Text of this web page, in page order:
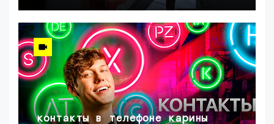
контакты в телефоне карины